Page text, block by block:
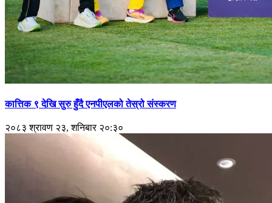
कात्तिक ९ देखि सुरु हुँदै एनपीएलको तेस्रो संस्करण
२०८३ श्रावण २३, शनिबार २०:३०